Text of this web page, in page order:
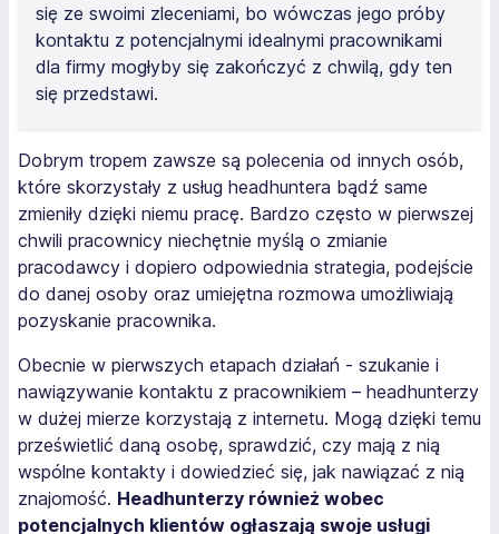
się ze swoimi zleceniami, bo wówczas jego próby
kontaktu z potencjalnymi idealnymi pracownikami
dla firmy mogłyby się zakończyć z chwilą, gdy ten
się przedstawi.
Dobrym tropem zawsze są polecenia od innych osób,
które skorzystały z usług headhuntera bądź same
zmieniły dzięki niemu pracę. Bardzo często w pierwszej
chwili pracownicy niechętnie myślą o zmianie
pracodawcy i dopiero odpowiednia strategia, podejście
do danej osoby oraz umiejętna rozmowa umożliwiają
pozyskanie pracownika.
Obecnie w pierwszych etapach działań - szukanie i
nawiązywanie kontaktu z pracownikiem – headhunterzy
w dużej mierze korzystają z internetu. Mogą dzięki temu
prześwietlić daną osobę, sprawdzić, czy mają z nią
wspólne kontakty i dowiedzieć się, jak nawiązać z nią
znajomość. Headhunterzy również wobec
potencjalnych klientów ogłaszają swoje usługi